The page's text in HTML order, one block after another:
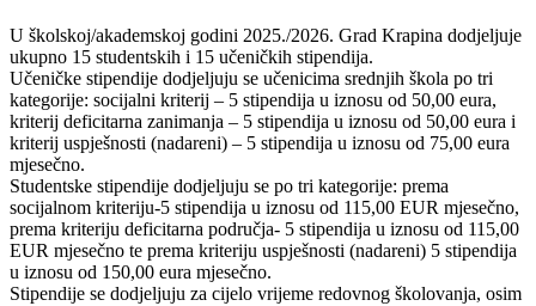
U školskoj/akademskoj godini 2025./2026. Grad Krapina dodjeljuje
ukupno 15 studentskih i 15 učeničkih stipendija.
Učeničke stipendije dodjeljuju se učenicima srednjih škola po tri
kategorije: socijalni kriterij – 5 stipendija u iznosu od 50,00 eura,
kriterij deficitarna zanimanja – 5 stipendija u iznosu od 50,00 eura i
kriterij uspješnosti (nadareni) – 5 stipendija u iznosu od 75,00 eura
mjesečno.
Studentske stipendije dodjeljuju se po tri kategorije: prema
socijalnom kriteriju-5 stipendija u iznosu od 115,00 EUR mjesečno,
prema kriteriju deficitarna područja- 5 stipendija u iznosu od 115,00
EUR mjesečno te prema kriteriju uspješnosti (nadareni) 5 stipendija
u iznosu od 150,00 eura mjesečno.
Stipendije se dodjeljuju za cijelo vrijeme redovnog školovanja, osim